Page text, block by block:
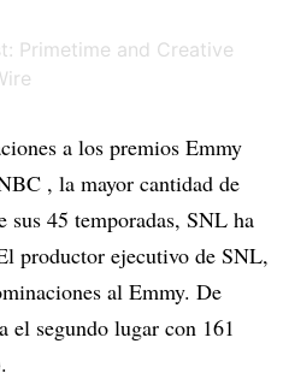
a los premios Emmy
, la mayor cantidad de
sus 45 temporadas, SNL ha
productor ejecutivo de SNL,
al Emmy. De
el segundo lugar con 161